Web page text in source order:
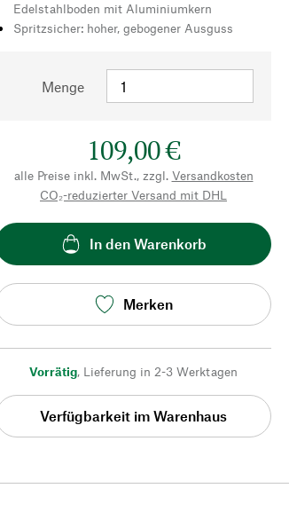
Edelstahlboden mit Aluminiumkern
Spritzsicher: hoher, gebogener Ausguss
Menge
109,00 €
alle Preise inkl. MwSt., zzgl. Versandkosten
CO₂-reduzierter Versand mit DHL
In den Warenkorb
Merken
Vorrätig, Lieferung in 2-3 Werktagen
Verfügbarkeit im Warenhaus